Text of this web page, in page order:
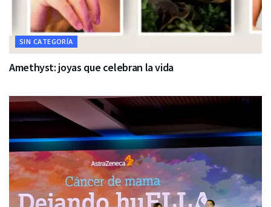
SIN CATEGORÍA
Amethyst: joyas que celebran la vida